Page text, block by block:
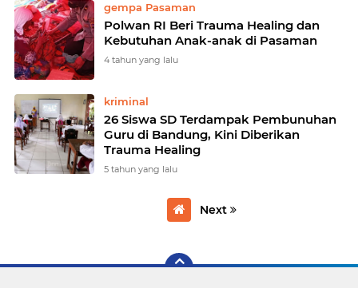
gempa Pasaman
Polwan RI Beri Trauma Healing dan
Kebutuhan Anak-anak di Pasaman
4 tahun yang lalu
kriminal
26 Siswa SD Terdampak Pembunuhan
Guru di Bandung, Kini Diberikan
Trauma Healing
5 tahun yang lalu
Next